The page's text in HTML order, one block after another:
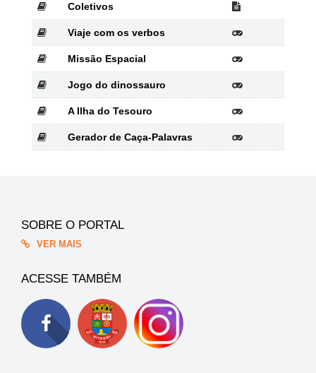
Coletivos
Viaje com os verbos
Missão Espacial
Jogo do dinossauro
A Ilha do Tesouro
Gerador de Caça-Palavras
SOBRE O PORTAL
VER MAIS
ACESSE TAMBÉM